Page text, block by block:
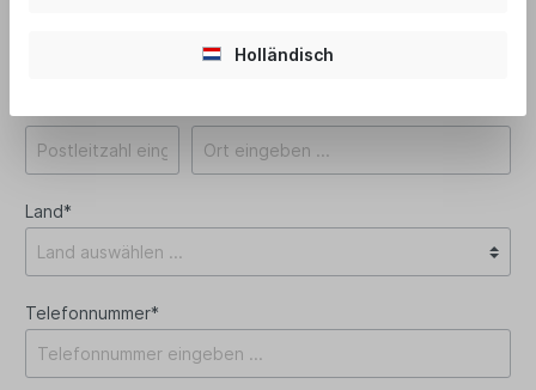
Land*
Telefonnummer*
Holländisch